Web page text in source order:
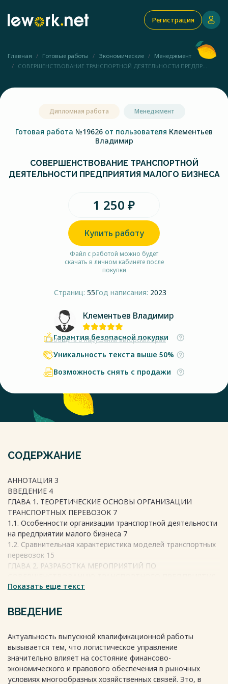
Регистрация
Главная Готовые работы Экономические
Менеджмент
СОВЕРШЕНСТВОВАНИЕ ТРАНСПОРТНОЙ ДЕЯТЕЛЬНОСТИ ПРЕДПР...
Дипломная работа Менеджмент
Готовая работа №19626 от пользователя Клементьев
Владимир
СОВЕРШЕНСТВОВАНИЕ ТРАНСПОРТНОЙ
ДЕЯТЕЛЬНОСТИ ПРЕДПРИЯТИЯ МАЛОГО БИЗНЕСА
1 250 ₽
Купить работу
Файл с работой можно будет
скачать в личном кабинете после
покупки
Страниц: 55Год написания: 2023
Клементьев Владимир
Сообщить о нарушении авторских прав
Гарантия безопасной покупки
Уникальность текста выше 50%
Возможность снять с продажи
СОДЕРЖАНИЕ
АННОТАЦИЯ 3
ВВЕДЕНИЕ 4
ГЛАВА 1. ТЕОРЕТИЧЕСКИЕ ОСНОВЫ ОРГАНИЗАЦИИ
ТРАНСПОРТНЫХ ПЕРЕВОЗОК 7
1.1. Особенности организации транспортной деятельности
на предприятии малого бизнеса 7
1.2. Сравнительная характеристика моделей транспортных
перевозок 15
ГЛАВА 2. РАЗРАБОТКА МЕРОПРИЯТИЙ ПО
23
23
2.2 Анализ транспортно-логистической деятельности ООО
2.3 Разработка мероприятий по совершенствованию
деятельности предприятия 35
ЗАКЛЮЧЕНИЕ 47
СПИСОК ИСПОЛЬЗОВАННОЙ ЛИТЕРАТУРЫ 49
Показать еще текст
ВВЕДЕНИЕ
Актуальность выпускной квалификационной работы
вызывается тем, что логистическое управление
значительно влияет на состояние финансово-
экономического и правового обеспечения в рыночных
условиях многообразных хозяйственных связей. Это, в